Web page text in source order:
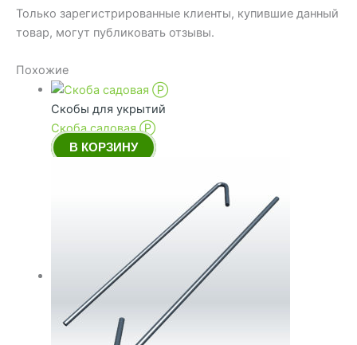
Только зарегистрированные клиенты, купившие данный
товар, могут публиковать отзывы.
Похожие
Скобы для укрытий
Скоба садовая Ⓟ
В КОРЗИНУ